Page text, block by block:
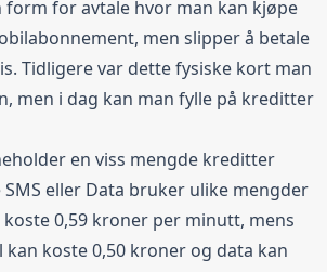
for avtale hvor man kan kjøpe
men slipper å betale
Tidligere var dette fysiske kort man
men i dag kan man fylle på kreditter
en viss mengde kreditter
eller Data bruker ulike mengder
koste 0,59 kroner per minutt, mens
kan koste 0,50 kroner og data kan